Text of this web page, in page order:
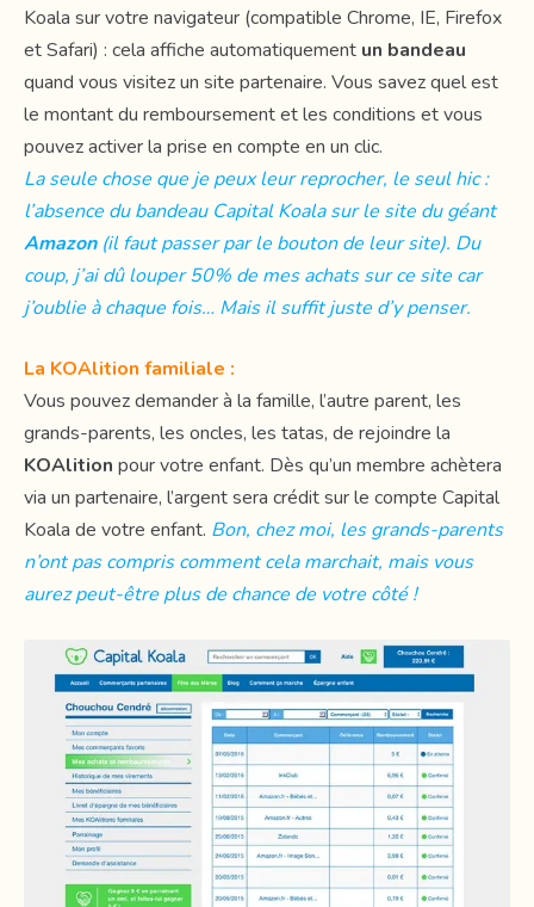
Koala sur votre navigateur (compatible Chrome, IE, Firefox
et Safari) : cela affiche automatiquement un bandeau
quand vous visitez un site partenaire. Vous savez quel est
le montant du remboursement et les conditions et vous
pouvez activer la prise en compte en un clic.
La seule chose que je peux leur reprocher, le seul hic :
l’absence du bandeau Capital Koala sur le site du géant
Amazon(il faut passer par le bouton de leur site). Du
coup, j’ai dû louper 50% de mes achats sur ce site car
j’oublie à chaque fois… Mais il suffit juste d’y penser.
La KOAlition familiale :
Vous pouvez demander à la famille, l’autre parent, les
grands-parents, les oncles, les tatas, de rejoindre la
KOAlition pour votre enfant. Dès qu’un membre achètera
via un partenaire, l’argent sera crédit sur le compte Capital
Koala de votre enfant. Bon, chez moi, les grands-parents
n’ont pas compris comment cela marchait, mais vous
aurez peut-être plus de chance de votre côté !